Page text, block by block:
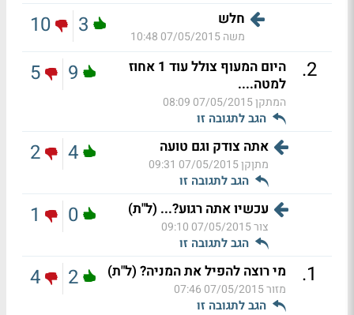
חלש
משה07/05/2015 10:48
3
10
2
.
היום המעוף צולל עוד 1 אחוז
למטה....
המתקן07/05/2015 08:09
הגב לתגובה זו
9
5
אתה צודק וגם טועה
מתןקן07/05/2015 09:31
הגב לתגובה זו
4
2
עכשיו אתה רגוע?... (ל"ת)
צור07/05/2015 09:10
הגב לתגובה זו
0
1
1
. מי רוצה להפיל את המניה? (ל"ת)
מזור07/05/2015 07:46
הגב לתגובה זו
2
4